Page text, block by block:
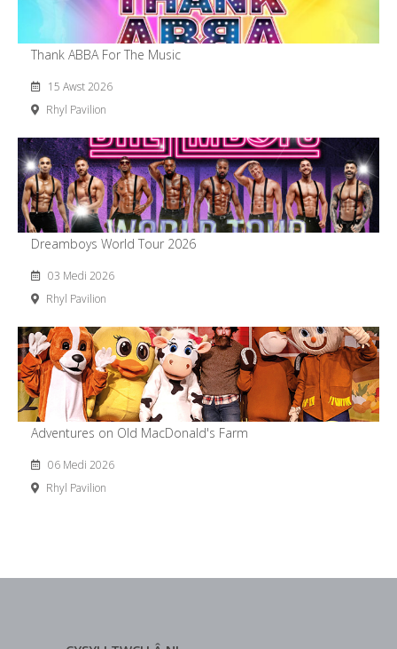
Thank ABBA For The Music
15 Awst 2026
Rhyl Pavilion
Dreamboys World Tour 2026
03 Medi 2026
Rhyl Pavilion
Adventures on Old MacDonald's Farm
06 Medi 2026
Rhyl Pavilion